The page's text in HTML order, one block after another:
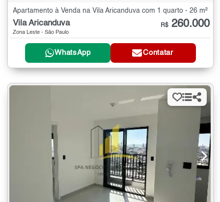
Apartamento à Venda na Vila Aricanduva com 1 quarto - 26 m²
Vila Aricanduva
Zona Leste - São Paulo
R$ 260.000
WhatsApp Contatar